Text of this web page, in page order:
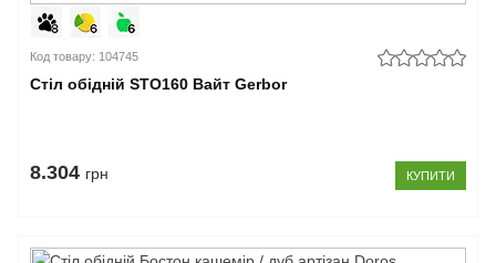
Код товару: 104745
Стіл обідній STO160 Вайт Gerbor
8.304 грн КУПИТИ